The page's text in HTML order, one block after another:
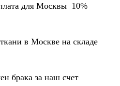
для Москвы 10%
в Москве на складе
брака за наш счет